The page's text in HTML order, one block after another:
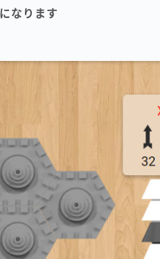
なります